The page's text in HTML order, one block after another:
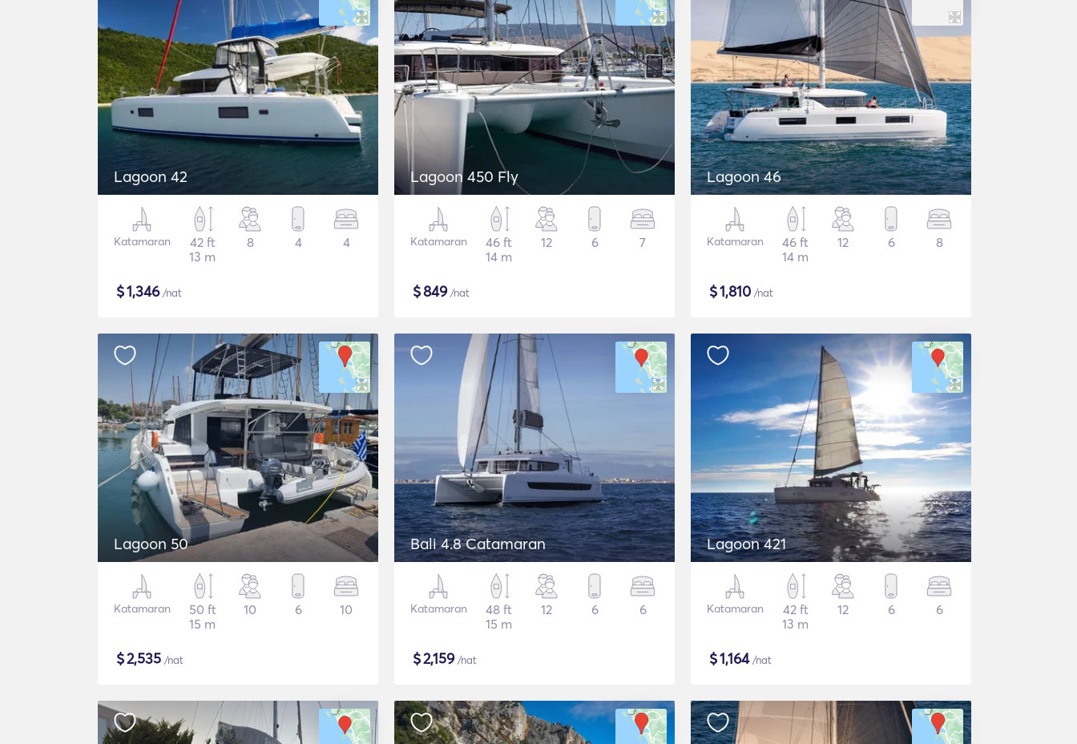
Lagoon 42
Katamaran
42 ft
13 m
8 4 4
$1,346/nat
Lagoon 450 Fly
Katamaran
46 ft
14 m
12 6 7
$849/nat
Lagoon 46
Katamaran
46 ft
14 m
12 6 8
$1,810 /nat
Lagoon 50
Katamaran
50 ft
15 m
10 6 10
$2,535 /nat
Bali 4.8 Catamaran
Katamaran
48 ft
15 m
12 6 6
$2,159/nat
Lagoon 421
Katamaran
42 ft
13 m
12 6 6
$1,164/nat